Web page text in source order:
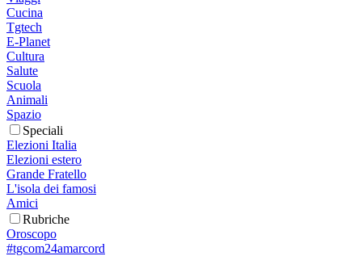
Cucina
Tgtech
E-Planet
Cultura
Salute
Scuola
Animali
Spazio
Speciali
Elezioni Italia
Elezioni estero
Grande Fratello
L'isola dei famosi
Amici
Rubriche
Oroscopo
#tgcom24amarcord